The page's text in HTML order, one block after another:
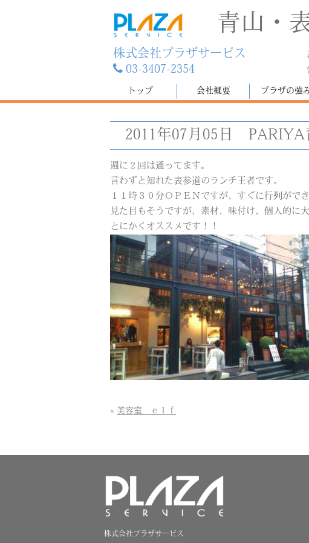
青山・
株式会社プラザサービス
03-3407-2354
トップ 会社概要 プラザの強
2011年07月05日 PARIYA
週に２回は通ってます。
言わずと知れた表参道のランチ王者です。
１１時３０分ＯＰＥＮですが、すぐに行列がで
見た目もそうですが、素材、味付け、個人的に大
とにかくオススメです！！
« 美容室 ｅｌｆ
株式会社プラザサービス